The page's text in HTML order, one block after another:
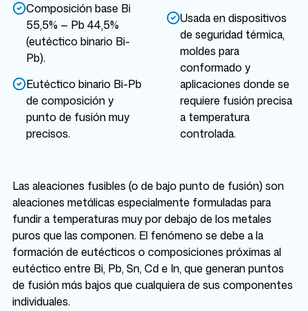
Composición base Bi
55,5% — Pb 44,5%
(eutéctico binario Bi-
Pb).
Eutéctico binario Bi-Pb
de composición y
punto de fusión muy
precisos.
Usada en dispositivos
de seguridad térmica,
moldes para
conformado y
aplicaciones donde se
requiere fusión precisa
a temperatura
controlada.
Las aleaciones fusibles (o de bajo punto de fusión) son
aleaciones metálicas especialmente formuladas para
fundir a temperaturas muy por debajo de los metales
puros que las componen. El fenómeno se debe a la
formación de eutécticos o composiciones próximas al
eutéctico entre Bi, Pb, Sn, Cd e In, que generan puntos
de fusión más bajos que cualquiera de sus componentes
individuales.